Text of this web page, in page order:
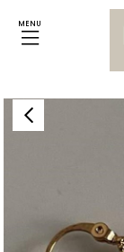
MENU
Küpeler